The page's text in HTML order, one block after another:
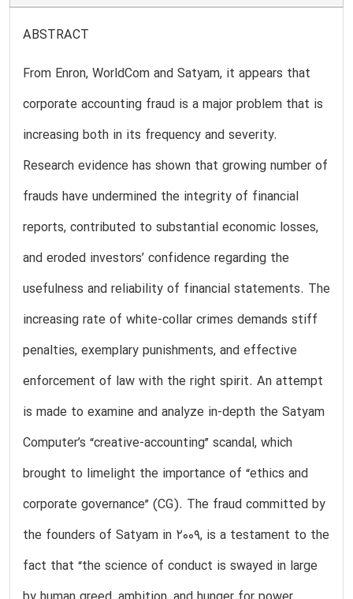
ABSTRACT
From Enron, WorldCom and Satyam, it appears that
corporate accounting fraud is a major problem that is
increasing both in its frequency and severity.
Research evidence has shown that growing number of
frauds have undermined the integrity of financial
reports, contributed to substantial economic losses,
and eroded investors’ confidence regarding the
usefulness and reliability of financial statements. The
increasing rate of white-collar crimes demands stiff
penalties, exemplary punishments, and effective
enforcement of law with the right spirit. An attempt
is made to examine and analyze in-depth the Satyam
Computer’s “creative-accounting” scandal, which
brought to limelight the importance of “ethics and
corporate governance” (CG). The fraud committed by
the founders of Satyam in 2009, is a testament to the
fact that “the science of conduct is swayed in large